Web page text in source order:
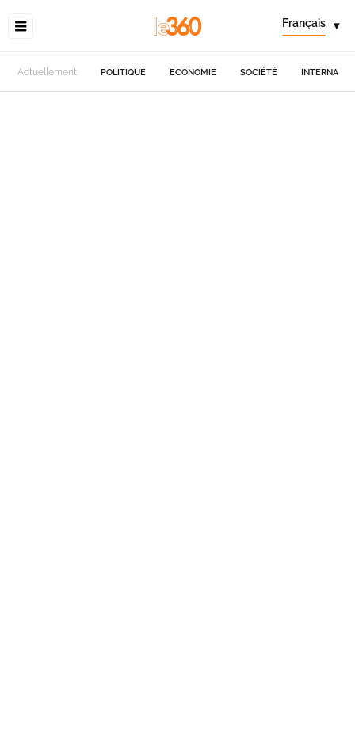
Français ▾
Actuellement POLITIQUE ECONOMIE SOCIÉTÉ